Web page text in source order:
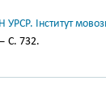
УРСР. Інститут
С. 732.